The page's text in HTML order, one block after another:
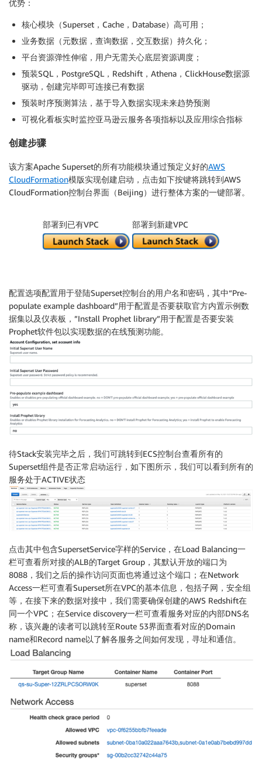
优势：
核心模块（Superset，Cache，Database）高可用；
业务数据（元数据，查询数据，交互数据）持久化；
平台资源弹性伸缩，用户无需关心底层资源调度；
预装SQL，PostgreSQL，Redshift，Athena，ClickHouse数据源
驱动，创建完毕即可连接已有数据
预装时序预测算法，基于导入数据实现未来趋势预测
可视化看板实时监控亚马逊云服务各项指标以及应用综合指标
创建步骤
该方案Apache Superset的所有功能模块通过预定义好的AWS
CloudFormation模版实现创建启动，点击如下按键将跳转到AWS
CloudFormation控制台界面（Beijing）进行整体方案的一键部署。
部署到已有VPC 部署到新建VPC
配置选项配置用于登陆Superset控制台的用户名和密码，其中“Pre-
populate example dashboard”用于配置是否要获取官方内置示例数
据集以及仪表板，”Install Prophet library”用于配置是否要安装
Prophet软件包以实现数据的在线预测功能。
待Stack安装完毕之后，我们可跳转到ECS控制台查看所有的
Superset组件是否正常启动运行，如下图所示，我们可以看到所有的
服务处于ACTIVE状态
点击其中包含SupersetService字样的Service，在Load Balancing一
栏可查看所对接的ALB的Target Group，其默认开放的端口为
8088，我们之后的操作访问页面也将通过这个端口；在Network
Access一栏可查看Superset所在VPC的基本信息，包括子网，安全组
等，在接下来的数据对接中，我们需要确保创建的AWS Redshift在
同一个VPC；在Service discovery一栏可查看服务对应的内部DNS名
称，该兴趣的读者可以跳转至Route 53界面查看对应的Domain
name和Record name以了解各服务之间如何发现，寻址和通信。